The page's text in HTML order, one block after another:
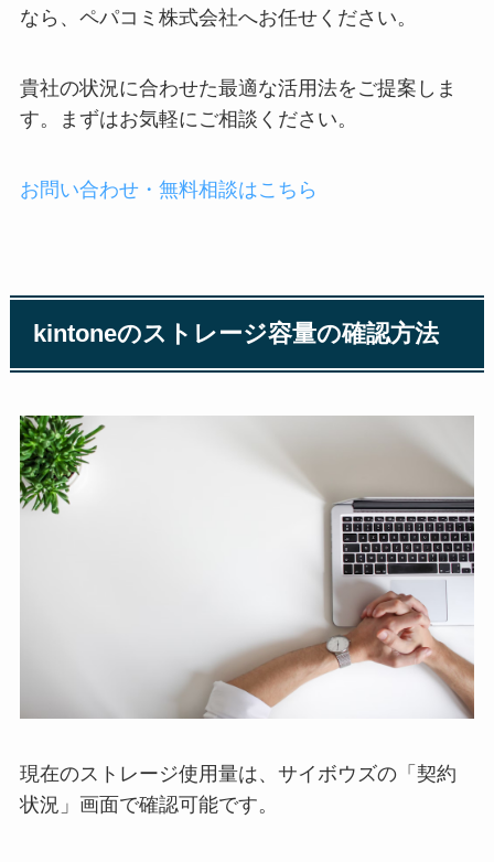
なら、ペパコミ株式会社へお任せください。
貴社の状況に合わせた最適な活用法をご提案しま
す。まずはお気軽にご相談ください。
お問い合わせ・無料相談はこちら
kintoneのストレージ容量の確認方法
現在のストレージ使用量は、サイボウズの「契約
状況」画面で確認可能です。